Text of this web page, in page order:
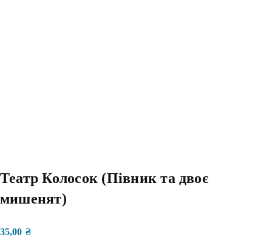
Театр Колосок (Півник та двоє
мишенят)
35,00 ₴